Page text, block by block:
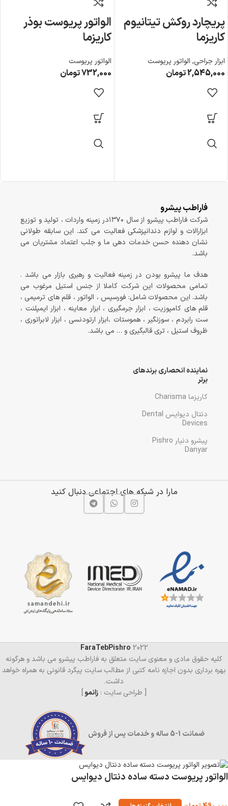
پریچارد روکش تیتانیوم
کاریزما
ابزار جراحی, الواتور پریوست
2,545,000تومان
الواتور پریوست بوذر
کاریزما
الواتور پریوست
732,000تومان
فاراطب پیشرو
شرکت فاراطب پیشرو از سال ۱۳۷۰در زمینه واردات ، تولید و توزیع
ابزارالات و لوازم دندانپزشکی فعالیت می کند. این سابقه طولانی
نشان دهنده حسن خدمات دهی ما و جلب اعتماد مشتریان می
باشد.
هدف ما پیشرو بودن در زمینه فعالیت و رهبری بازار می باشد .
تمامی محصولات این شرکت کاملا از جنس استیل مرغوب می
باشد. این محصولات شامل: فورسپس ، الواتور ، قلم های ترمیمی ،
قلم های کامپوزیت ، ابزار جرمگیری ، ابزار معاینه ، ابزار ایمپلنت ،
ست رابردم ، سوزنگیر ، هموستات ،ابزار ارتودنسی ، ابزار لابراتوری ،
ظروف استیل ، تری قالبگیری و … می باشد.
نماینده انحصاری برندهای
برتر
کاریزما Charisma
دنتال دیوایس Dental
Devices
پیشرو دنیار Pishro
Danyar
مارا در شبکه های اجتماعی دنبال کنید
FaraTebPishro 2022
کلیه حقوق مادی و معنوی سایت متعلق به فاراطب پیشرو می باشد و هرگونه
بهره برداری بدون اجازه نامه کتبی از مطالب سایت پیگرد قانونی به همراه خواهد
داشت.
[ طراحی سایت : زانمو]
ضمانت 1-5 ساله و خدمات پس از فروش
الواتور پریوست دسته ساده دنتال دیوایس